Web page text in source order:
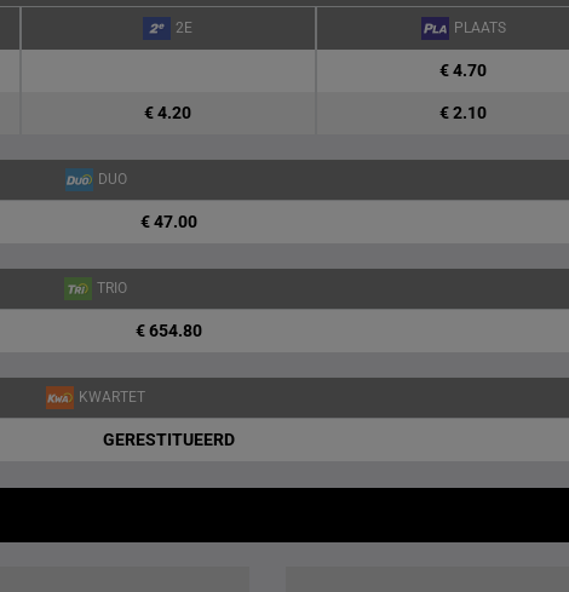
2E PLAATS
€ 4.70
€ 4.20 € 2.10
DUO
€ 47.00
TRIO
€ 654.80
KWARTET
GERESTITUEERD